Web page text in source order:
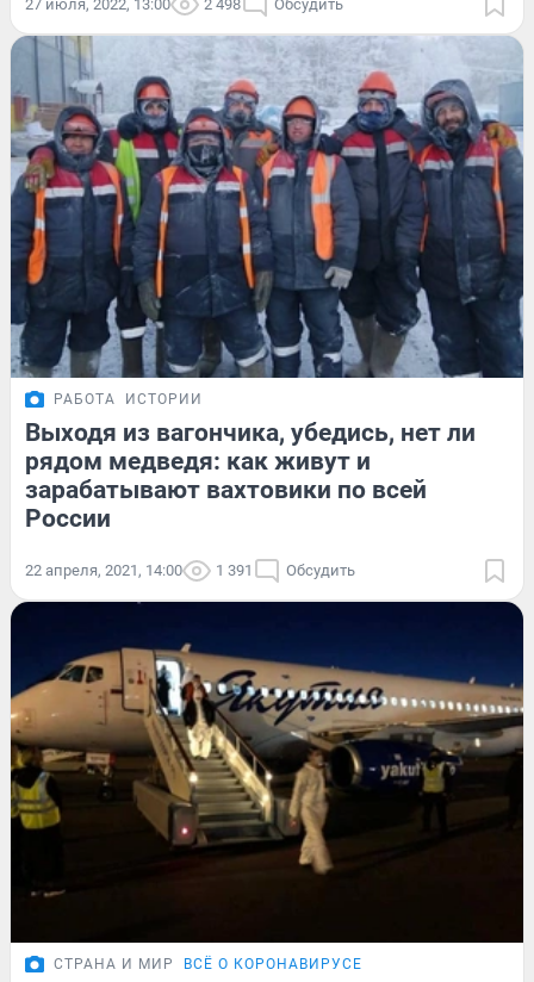
27 июля, 2022, 13:00 2 498 Обсудить
РАБОТА ИСТОРИИ
Выходя из вагончика, убедись, нет ли
рядом медведя: как живут и
зарабатывают вахтовики по всей
России
22 апреля, 2021, 14:00 1 391 Обсудить
СТРАНА И МИР ВСЁ О КОРОНАВИРУСЕ